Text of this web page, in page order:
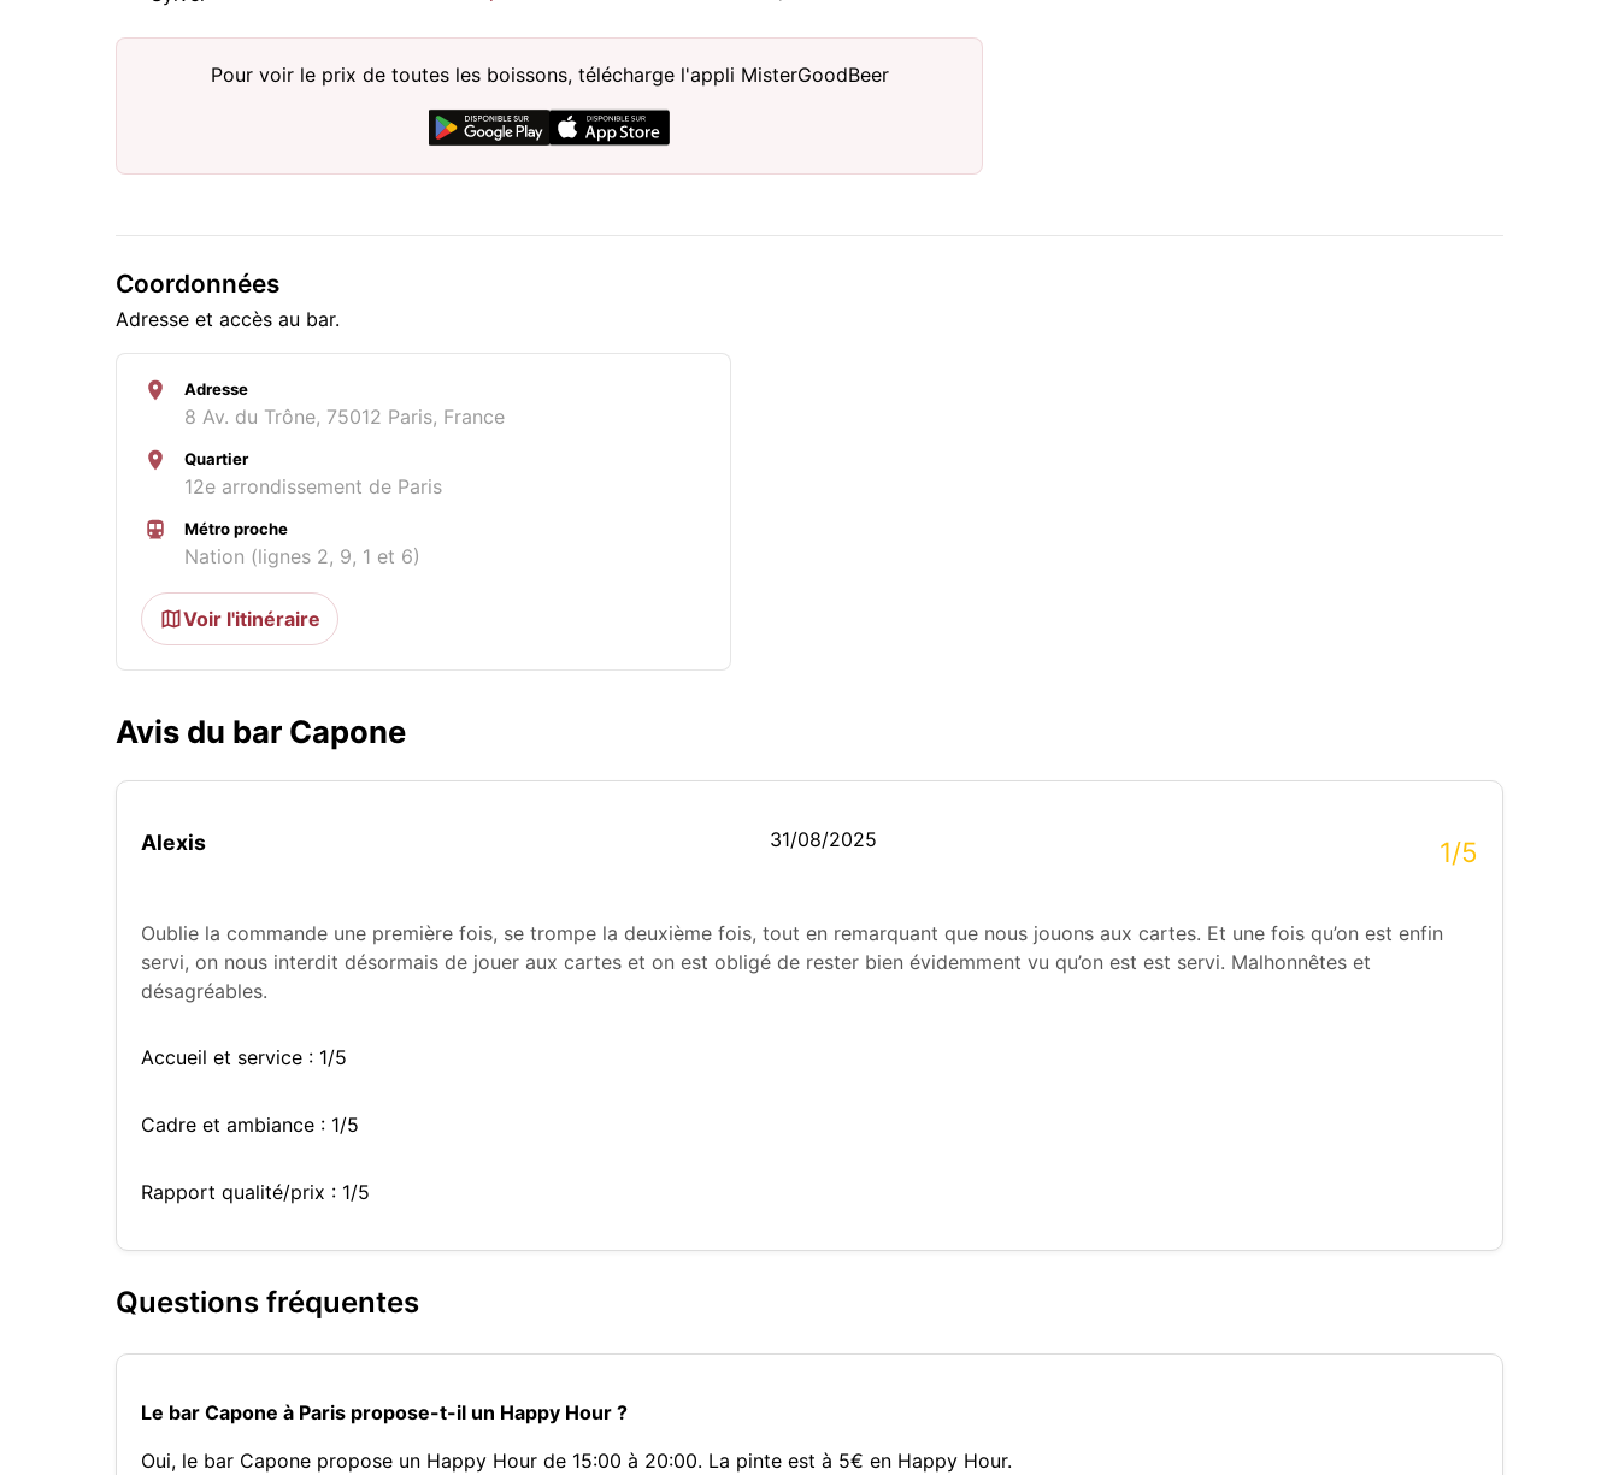
Pour voir le prix de toutes les boissons, télécharge l'appli MisterGoodBeer
Coordonnées
Adresse et accès au bar.
Adresse
8 Av. du Trône, 75012 Paris, France
Quartier
12e arrondissement de Paris
Métro proche
Nation (lignes 2, 9, 1 et 6)
Voir l'itinéraire
Avis du bar Capone
Alexis 31/08/2025 1/5
Oublie la commande une première fois, se trompe la deuxième fois, tout en remarquant que nous jouons aux cartes. Et une fois qu’on est enfin
servi, on nous interdit désormais de jouer aux cartes et on est obligé de rester bien évidemment vu qu’on est est servi. Malhonnêtes et
désagréables.
Accueil et service : 1/5
Cadre et ambiance : 1/5
Rapport qualité/prix : 1/5
Questions fréquentes
Le bar Capone à Paris propose-t-il un Happy Hour ?
Oui, le bar Capone propose un Happy Hour de 15:00 à 20:00. La pinte est à 5€ en Happy Hour.